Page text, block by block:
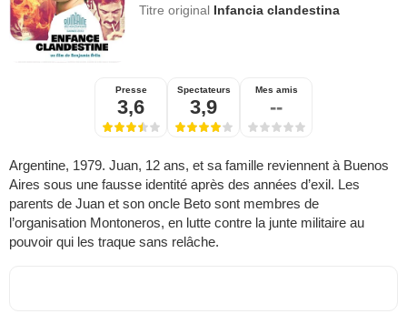
Titre original Infancia clandestina
Presse
3,6
Spectateurs
3,9
Mes amis
--
Argentine, 1979. Juan, 12 ans, et sa famille reviennent à Buenos
Aires sous une fausse identité après des années d’exil. Les
parents de Juan et son oncle Beto sont membres de
l’organisation Montoneros, en lutte contre la junte militaire au
pouvoir qui les traque sans relâche.